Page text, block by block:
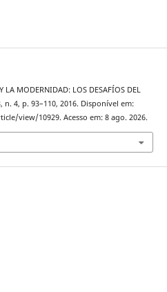
MODERNIDAD: LOS DESAFÍOS DEL
n. 4, p. 93–110, 2016. Disponível em:
view/10929. Acesso em: 8 ago. 2026.